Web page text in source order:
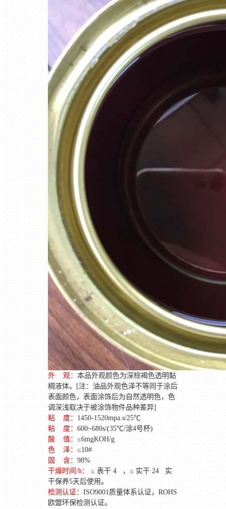
外 观：本品外观颜色为深棕褐色透明黏
稠液体。 [注：油品外观色泽不等同于涂后
表面颜色，表面涂饰后为自然透明色，色
调深浅取决于被涂饰物件品种差异]
粘
度： 1450-1520mpa.s/25℃
粘
度： 600~680s/(35℃/涂4号杯)
酸
值： ≤6mgKOH/g
色
泽： ≤10#
固
含： 98%
干燥时间 /h： ≤ 表干4 ，≤ 实干24实
干保养5天后使用。
检测认证：ISO9001质量体系认证， ROHS
欧盟环保检测认证。